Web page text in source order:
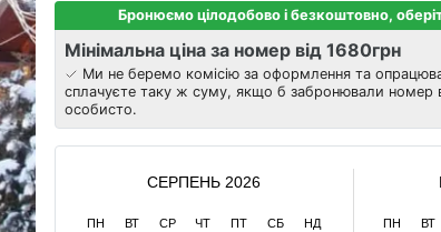
Бронюємо цілодобово і безкоштовно,
Мінімальна ціна за номер від 1680грн
Ми не беремо комісію за оформлення та
сплачуєте таку ж суму, якщо б забронювали номер
особисто.
СЕРПЕНЬ 2026
ПН ВТ СР ЧТ ПТ СБ НД ПН ВТ